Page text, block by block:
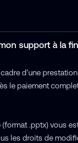
support à la
d'une
le paiement
(format .pptx) vous
les droits de